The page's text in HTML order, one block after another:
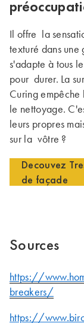
Il offre la
texturé dans une
s'adapte à tous
pour durer. La
Curing
le nettoyage.
leurs propres
sur la vôtre ?
Decouvez
de façade
Sources
https://
breakers/
https://